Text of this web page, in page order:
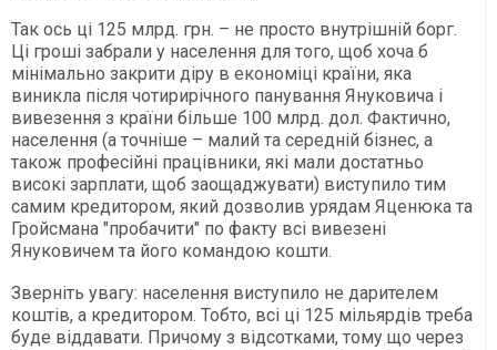
Так ось ці 125 млрд. грн. – не просто внутрішній борг.
Ці гроші забрали у населення для того, щоб хоча б
мінімально закрити діру в економіці країни, яка
виникла після чотирирічного панування Януковича і
вивезення з країни більше 100 млрд. дол. Фактично,
населення (а точніше – малий та середній бізнес, а
також професійні працівники, які мали достатньо
високі зарплати, щоб заощаджувати) виступило тим
самим кредитором, який дозволив урядам Яценюка та
Гройсмана "пробачити" по факту всі вивезені
Януковичем та його командою кошти.
Зверніть увагу: населення виступило не дарителем
коштів, а кредитором. Тобто, всі ці 125 мільярдів треба
буде віддавати. Причому з відсотками, тому що через